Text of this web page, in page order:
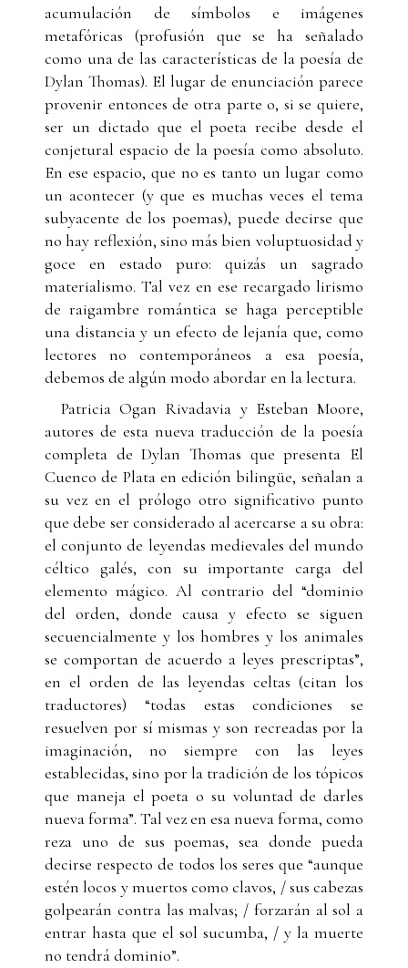
acumulación de símbolos e imágenes
metafóricas (profusión que se ha señalado
como una de las características de la poesía de
Dylan Thomas). El lugar de enunciación parece
provenir entonces de otra parte o, si se quiere,
ser un dictado que el poeta recibe desde el
conjetural espacio de la poesía como absoluto.
En ese espacio, que no es tanto un lugar como
un acontecer (y que es muchas veces el tema
subyacente de los poemas), puede decirse que
no hay reflexión, sino más bien voluptuosidad y
goce en estado puro: quizás un sagrado
materialismo. Tal vez en ese recargado lirismo
de raigambre romántica se haga perceptible
una distancia y un efecto de lejanía que, como
lectores no contemporáneos a esa poesía,
debemos de algún modo abordar en la lectura.
Patricia Ogan Rivadavia y Esteban Moore,
autores de esta nueva traducción de la poesía
completa de Dylan Thomas que presenta El
Cuenco de Plata en edición bilingüe, señalan a
su vez en el prólogo otro significativo punto
que debe ser considerado al acercarse a su obra:
el conjunto de leyendas medievales del mundo
céltico galés, con su importante carga del
elemento mágico. Al contrario del “dominio
del orden, donde causa y efecto se siguen
secuencialmente y los hombres y los animales
se comportan de acuerdo a leyes prescriptas”,
en el orden de las leyendas celtas (citan los
traductores) “todas estas condiciones se
resuelven por sí mismas y son recreadas por la
imaginación, no siempre con las leyes
establecidas, sino por la tradición de los tópicos
que maneja el poeta o su voluntad de darles
nueva forma”. Tal vez en esa nueva forma, como
reza uno de sus poemas, sea donde pueda
decirse respecto de todos los seres que “aunque
estén locos y muertos como clavos, / sus cabezas
golpearán contra las malvas; / forzarán al sol a
entrar hasta que el sol sucumba, / y la muerte
no tendrá dominio”.